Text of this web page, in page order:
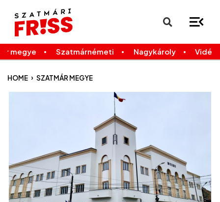
Legfrissebb
megye Szatmárnémeti Nagykároly Vidék
HOME › SZATMÁR MEGYE